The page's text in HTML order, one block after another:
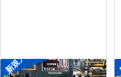
新規入荷
コンターマシン